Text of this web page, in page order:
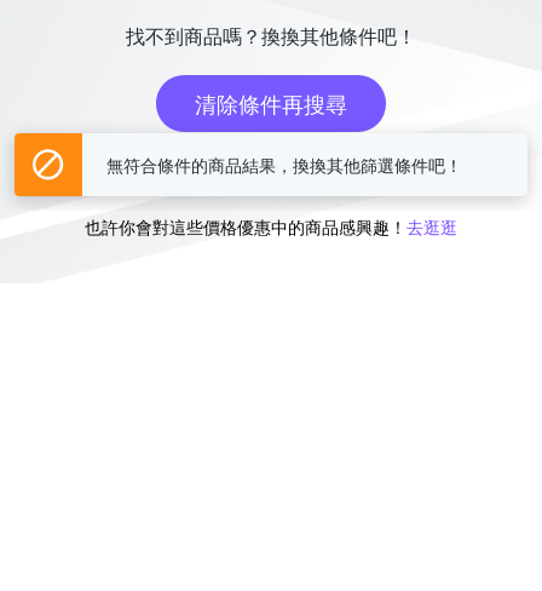
找不到商品嗎？換換其他條件吧！
清除條件再搜尋
或
也許你會對這些價格優惠中的商品感興趣！ 去逛逛
無符合條件的商品結果，換換其他篩選條件吧！